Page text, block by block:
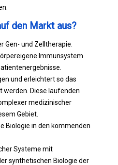
den Markt aus?
Gen- und Zelltherapie.
Immunsystem
und erleichtert so das
werden. Diese laufenden
medizinischer
Gebiet.
Biologie in den kommenden
Systeme mit
synthetischen Biologie der